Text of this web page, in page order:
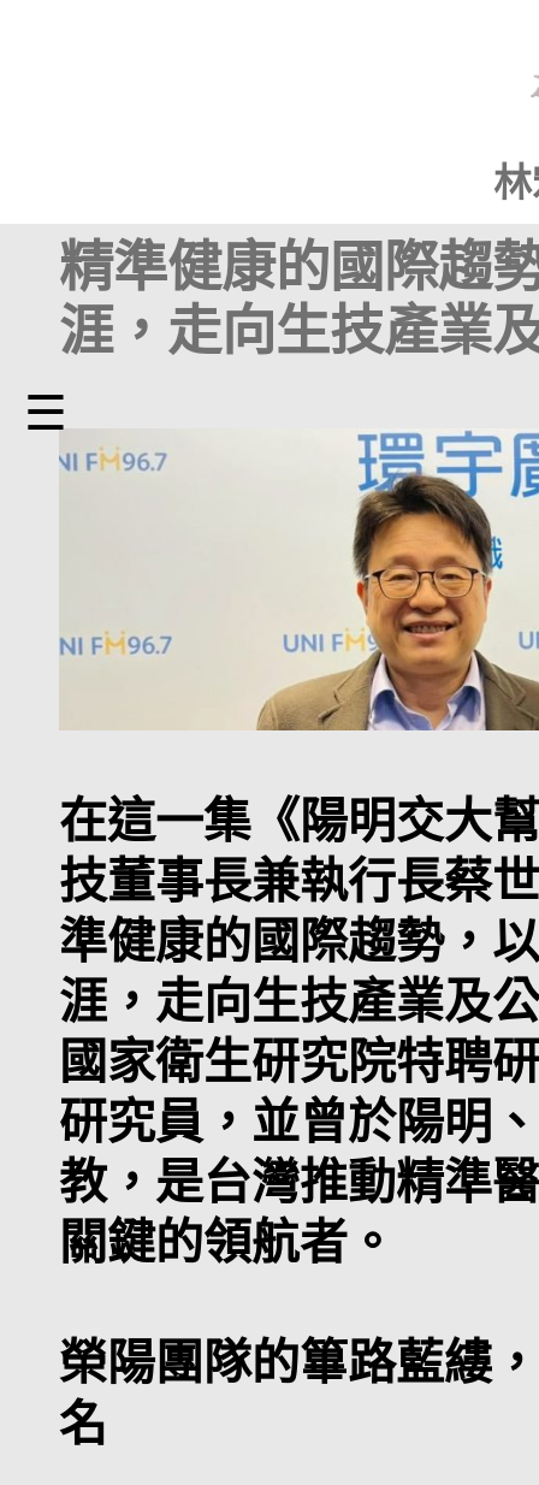
☰
精準健康的國際趨
涯，走向生技產業
在這一集《陽明交大
技董事長兼執行長蔡
準健康的國際趨勢，
涯，走向生技產業及
國家衛生研究院特聘
研究員，並曾於陽明
教，是台灣推動精準
關鍵的領航者。
榮陽團隊的篳路藍縷
名